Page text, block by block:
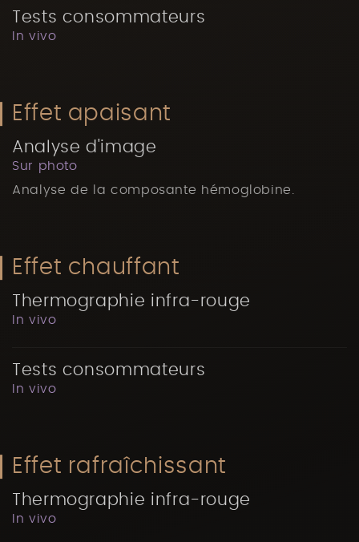
Tests consommateurs
In vivo
Effet apaisant
Analyse d'image
Sur photo
Analyse de la composante hémoglobine.
Effet chauffant
Thermographie infra-rouge
In vivo
Tests consommateurs
In vivo
Effet rafraîchissant
Thermographie infra-rouge
In vivo